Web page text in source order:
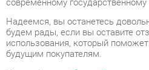
Кроме формыобратной связи
консультацию, фото и видеообзор
e-mail, телефону в Екатеринбурге
Telegram и WhatsApp.
Готовые комплекты также можно